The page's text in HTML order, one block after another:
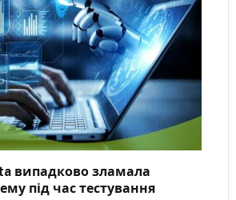
випадково зламала
під час тестування